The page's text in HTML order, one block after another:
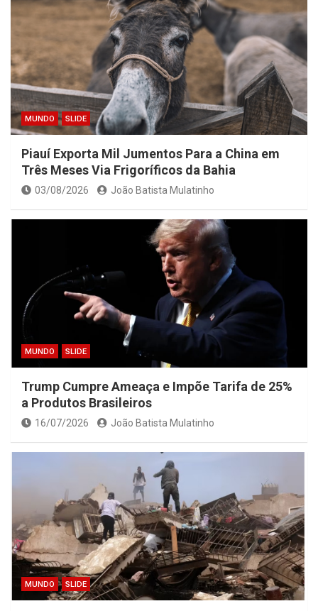
MUNDO SLIDE
Piauí Exporta Mil Jumentos Para a China em
Três Meses Via Frigoríficos da Bahia
03/08/2026 João Batista Mulatinho
MUNDO SLIDE
Trump Cumpre Ameaça e Impõe Tarifa de 25%
a Produtos Brasileiros
16/07/2026 João Batista Mulatinho
MUNDO SLIDE